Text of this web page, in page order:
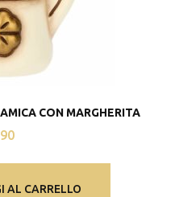
CON MARGHERITA
AL CARRELLO